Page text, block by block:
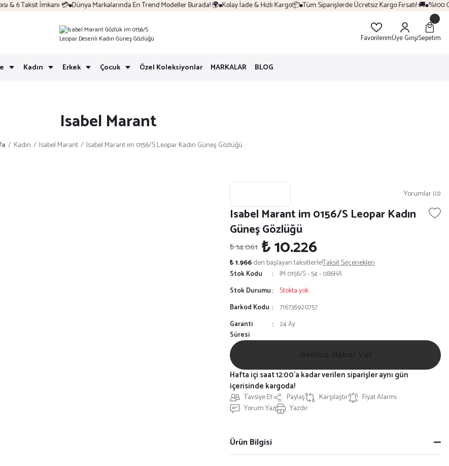
6 Taksit İmkanı 💳 Dünya Markalarında En Trend Modeller Burada! 🌍 Kolay İade & Hızlı Kargo📦 Tüm Siparişlerde Ücretsiz Kargo Fırsatı! 🚚 %100
FavorilerimÜye GirişiSepetim
Kadın Erkek Çocuk Özel Koleksiyonlar MARKALAR BLOG
Isabel Marant
Kadın Isabel Marant Isabel Marant im 0156/S Leopar Kadın Güneş Gözlüğü
Yorumlar (0)
Isabel Marant im 0156/S Leopar Kadın
Güneş Gözlüğü
₺ 14.061 ₺ 10.226
₺ 1.966den başlayan taksitlerle!Taksit Seçenekleri
Stok Kodu
IM 0156/S - 54 - 086HA
Stok Durumu
Stokta yok
Barkod Kodu
716736920757
Garanti
Süresi
24 Ay
Tavsiye Et Paylaş Karşılaştır
Fiyat Alarmı
Yorum Yaz
Yazdır
Hafta içi saat 12:00'a kadar verilen siparişler aynı gün
içerisinde kargoda!
Ürün Bilgisi